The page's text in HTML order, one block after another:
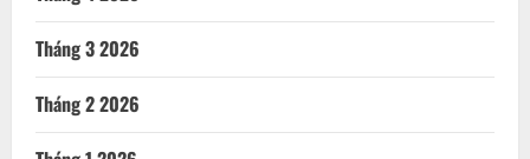
Tháng 10 2025
Tháng 9 2025
Tháng 8 2025